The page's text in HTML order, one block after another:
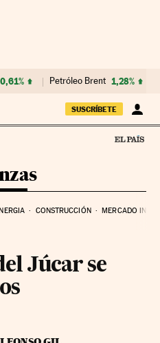
0,61% Petróleo Brent 1,28%
SUSCRÍBETE
CONSTRUCCIÓN MERCADO
Júcar se